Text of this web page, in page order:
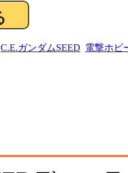
C.E.ガンダムSEED 電撃ホビ